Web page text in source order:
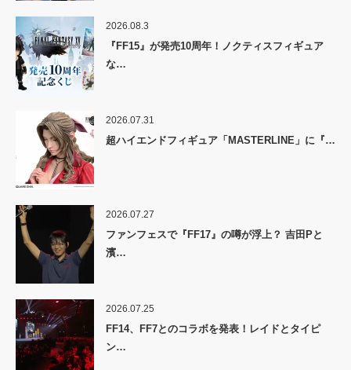
2026.08.3
『FF15』が発売10周年！ノクティスフィギュア
な…
2026.07.31
超ハイエンドフィギュア「MASTERLINE」に『…
2026.07.27
ファンフェスで『FF17』の噂が浮上？ 吉田Pと
濱…
2026.07.25
FF14、FF7とのコラボを発表！レイドとタイピ
ン…